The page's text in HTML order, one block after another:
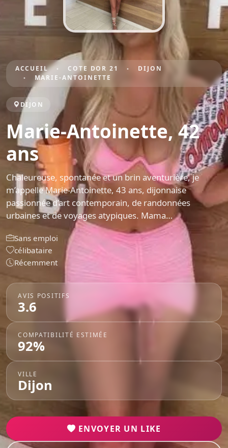
ACCUEIL COTE DOR 21
DIJON
MARIE-ANTOINETTE
DIJON
Marie-Antoinette, 42
ans
Chaleureuse, spontanée et un brin aventurière, je
m’appelle Marie-Antoinette, 43 ans, dijonnaise
passionnée d’art contemporain, de randonnées
urbaines et de voyages atypiques. Mama…
Sans emploi
célibataire
Récemment
AVIS POSITIFS
3.6
COMPATIBILITÉ ESTIMÉE
92%
VILLE
Dijon
ENVOYER UN LIKE